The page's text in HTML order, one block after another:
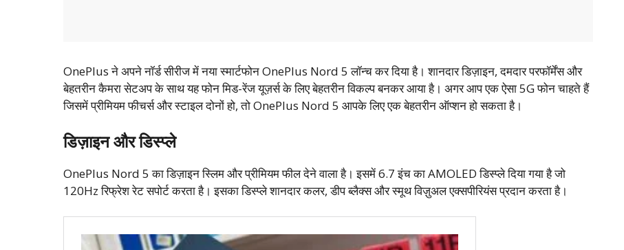
OnePlus ने अपने नॉर्ड सीरीज में नया स्मार्टफोन OnePlus Nord 5 लॉन्च कर दिया है। शानदार डिज़ाइन, दमदार परफॉर्मेंस और
बेहतरीन कैमरा सेटअप के साथ यह फोन मिड-रेंज यूज़र्स के लिए बेहतरीन विकल्प बनकर आया है। अगर आप एक ऐसा 5G फोन चाहते हैं
जिसमें प्रीमियम फीचर्स और स्टाइल दोनों हो, तो OnePlus Nord 5 आपके लिए एक बेहतरीन ऑप्शन हो सकता है।
डिज़ाइन और डिस्प्ले
OnePlus Nord 5 का डिज़ाइन स्लिम और प्रीमियम फील देने वाला है। इसमें 6.7 इंच का AMOLED डिस्प्ले दिया गया है जो
120Hz रिफ्रेश रेट सपोर्ट करता है। इसका डिस्प्ले शानदार कलर, डीप ब्लैक्स और स्मूथ विज़ुअल एक्सपीरियंस प्रदान करता है।